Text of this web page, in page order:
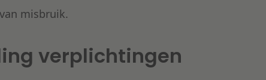
misbruik.
verplichtingen